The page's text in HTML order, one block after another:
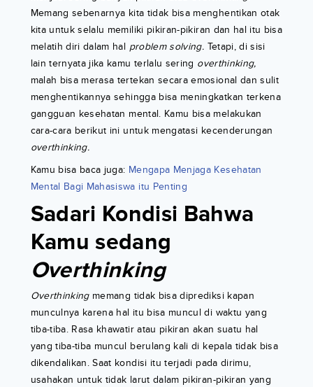
Memang sebenarnya kita tidak bisa menghentikan otak
kita untuk selalu memiliki pikiran-pikiran dan hal itu bisa
melatih diri dalam hal problem solving. Tetapi, di sisi
lain ternyata jika kamu terlalu sering overthinking,
malah bisa merasa tertekan secara emosional dan sulit
menghentikannya sehingga bisa meningkatkan terkena
gangguan kesehatan mental. Kamu bisa melakukan
cara-cara berikut ini untuk mengatasi kecenderungan
overthinking.
Kamu bisa baca juga: Mengapa Menjaga Kesehatan
Mental Bagi Mahasiswa itu Penting
Sadari Kondisi Bahwa
Kamu sedang
Overthinking
Overthinkingmemang tidak bisa diprediksi kapan
munculnya karena hal itu bisa muncul di waktu yang
tiba-tiba. Rasa khawatir atau pikiran akan suatu hal
yang tiba-tiba muncul berulang kali di kepala tidak bisa
dikendalikan. Saat kondisi itu terjadi pada dirimu,
usahakan untuk tidak larut dalam pikiran-pikiran yang